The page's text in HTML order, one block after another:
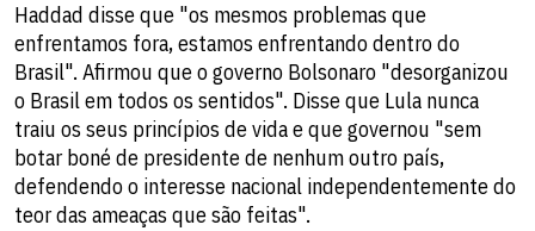
Haddad disse que "os mesmos problemas que
enfrentamos fora, estamos enfrentando dentro do
Brasil". Afirmou que o governo Bolsonaro "desorganizou
o Brasil em todos os sentidos". Disse que Lula nunca
traiu os seus princípios de vida e que governou "sem
botar boné de presidente de nenhum outro país,
defendendo o interesse nacional independentemente do
teor das ameaças que são feitas".